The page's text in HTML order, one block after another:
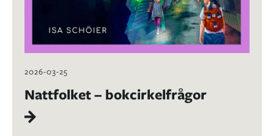
2026-03-25
Nattfolket – bokcirkelfrågor